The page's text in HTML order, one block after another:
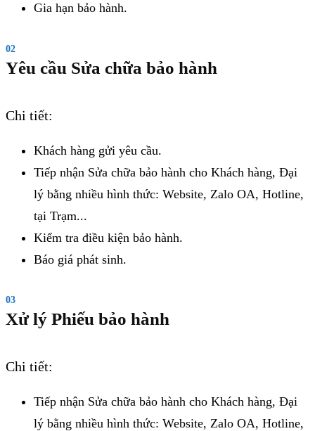
Gia hạn bảo hành.
02
Yêu cầu Sửa chữa bảo hành
Chi tiết:
Khách hàng gửi yêu cầu.
Tiếp nhận Sửa chữa bảo hành cho Khách hàng, Đại
lý bằng nhiều hình thức: Website, Zalo OA, Hotline,
tại Trạm...
Kiểm tra điều kiện bảo hành.
Báo giá phát sinh.
03
Xử lý Phiếu bảo hành
Chi tiết:
Tiếp nhận Sửa chữa bảo hành cho Khách hàng, Đại
lý bằng nhiều hình thức: Website, Zalo OA, Hotline,